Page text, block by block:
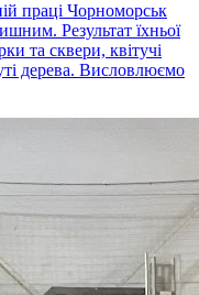
праці Чорноморськ
Результат їхньої
та сквери, квітучі
дерева. Висловлюємо